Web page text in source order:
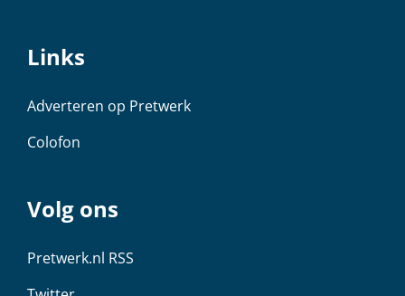
Links
Adverteren op Pretwerk
Colofon
Volg ons
Pretwerk.nl RSS